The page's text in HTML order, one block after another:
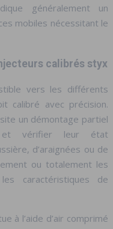
généralement un
mobiles nécessitant le
calibrés styx
vers les différents
calibré avec précision.
un démontage partiel
et vérifier leur état
d’araignées ou de
ou totalement les
caractéristiques de
à l’aide d’air comprimé